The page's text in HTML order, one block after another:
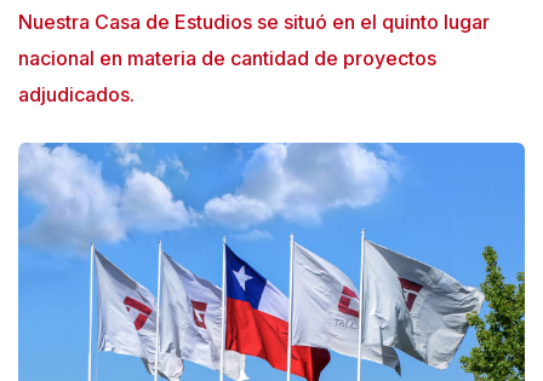
Nuestra Casa de Estudios se situó en el quinto lugar
nacional en materia de cantidad de proyectos
adjudicados.